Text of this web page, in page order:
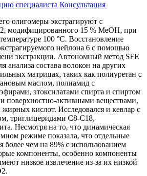
специалиста Консультация
олигомеры экстрагируют с
модифицированного 15 % МеОН, при
100 °С. Восстановление
нейлона 6 с помощью
экстракции. Автономный метод SFE
анализа состава волокон на других
матрицах, таких как полиуретан с
маслом, полиамид с
этоксилатами спирта и спиртом
поверхностно-активными веществами,
кислот. Исследовался и кевлар с
триглицеридами С8-С18,
Несмотря на то, что динамическая
режиме показала, что отдельные
более чем на 89% с использованием
компоненты, особенно компоненты
низкое извлечение из-за их низкой